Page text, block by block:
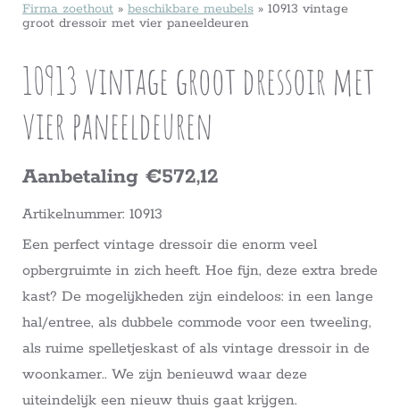
Firma zoethout » beschikbare meubels » 10913 vintage
groot dressoir met vier paneeldeuren
10913 vintage groot dressoir met
vier paneeldeuren
Aanbetaling €572,12
Artikelnummer: 10913
Een perfect vintage dressoir die enorm veel
opbergruimte in zich heeft. Hoe fijn, deze extra brede
kast? De mogelijkheden zijn eindeloos: in een lange
hal/entree, als dubbele commode voor een tweeling,
als ruime spelletjeskast of als vintage dressoir in de
woonkamer.. We zijn benieuwd waar deze
uiteindelijk een nieuw thuis gaat krijgen.